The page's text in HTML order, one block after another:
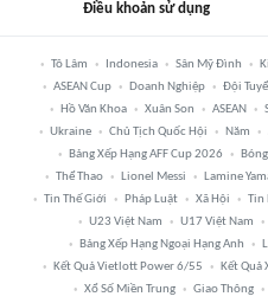
Điều khoản sử dụng
Tô Lâm Indonesia Sân Mỹ Đình
ASEAN Cup
Doanh Nghiệp Đội
Hồ Văn Khoa
Xuân Son ASEAN
Ukraine
Chủ Tịch Quốc Hội Năm
Bảng Xếp Hạng AFF Cup 2026
Thể Thao
Lionel Messi Lamine
Tin Thế Giới
Pháp Luật Xã Hội Tin
U23 Việt Nam
U17 Việt Nam
Bảng Xếp Hạng Ngoại Hạng Anh
Kết Quả Vietlott Power 6/55
Kết Quả
Xổ Số Miền Trung
Giao Thông